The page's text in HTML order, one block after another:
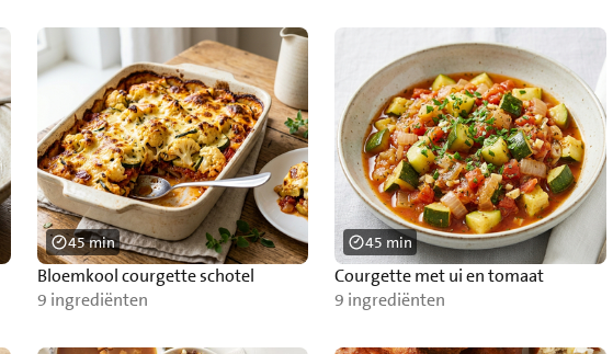
Bloemkool courgette schotel
9 ingrediënten
45 min
Courgette met ui en tomaat
9 ingrediënten
45 min